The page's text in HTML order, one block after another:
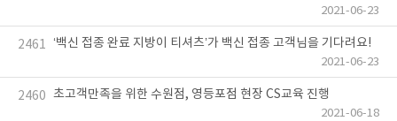
2021-06-23
2461 ‘백신 접종 완료 지방이 티셔츠’가 백신 접종 고객님을 기다려요!
2021-06-23
2460 초고객만족을 위한 수원점, 영등포점 현장 CS교육 진행
2021-06-18